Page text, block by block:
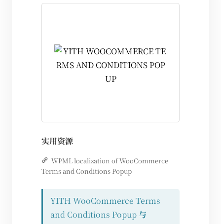
实用资源
WPML localization of WooCommerce
Terms and Conditions Popup
YITH WooCommerce Terms
and Conditions Popup与